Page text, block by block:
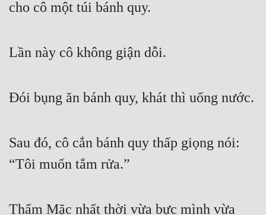
cho cô một túi bánh quy.
Lần này cô không giận dỗi.
Đói bụng ăn bánh quy, khát thì uống nước.
Sau đó, cô cắn bánh quy thấp giọng nói:
“Tôi muốn tắm rửa.”
Thẩm Mặc nhất thời vừa bực mình vừa